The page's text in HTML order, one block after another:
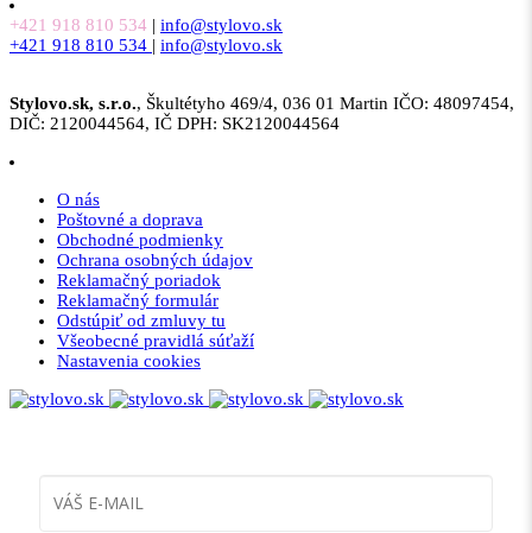
+421 918 810 534 | info@stylovo.sk
+421 918 810 534 | info@stylovo.sk
Stylovo.sk, s.r.o., Škultétyho 469/4, 036 01 Martin IČO: 48097454,
DIČ: 2120044564, IČ DPH: SK2120044564
O nás
Poštovné a doprava
Obchodné podmienky
Ochrana osobných údajov
Reklamačný poriadok
Reklamačný formulár
Odstúpiť od zmluvy tu
Všeobecné pravidlá súťaží
Nastavenia cookies